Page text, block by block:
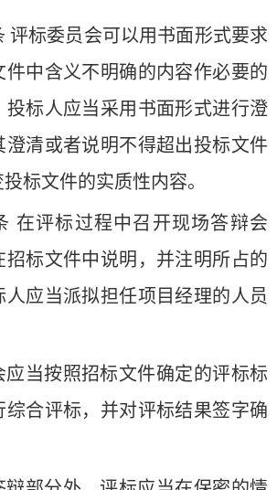
评标委员会可以用书面形式要求
件中含义不明确的内容作必要的
投标人应当采用书面形式进行澄
澄清或者说明不得超出投标文件
标文件的实质性内容。
在评标过程中召开现场答辩会
招标文件中说明，并注明所占的
应当派拟担任项目经理的人员
应当按照招标文件确定的评标标
综合评标，并对评标结果签字确